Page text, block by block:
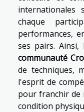
internationales
chaque
performances,
ses pairs. Ainsi,
communauté
de techniques,
l'esprit de
pour franchir de
condition